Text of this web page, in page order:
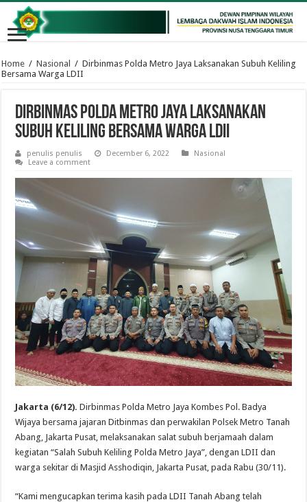
Home / Nasional / Dirbinmas Polda Metro Jaya Laksanakan Subuh Keliling
Bersama Warga LDII
Dirbinmas Polda Metro Jaya Laksanakan
Subuh Keliling Bersama Warga LDII
penulis penulis December 6, 2022
Nasional
Leave a comment
Jakarta (6/12). Dirbinmas Polda Metro Jaya Kombes Pol. Badya
Wijaya bersama jajaran Ditbinmas dan perwakilan Polsek Metro Tanah
Abang, Jakarta Pusat, melaksanakan salat subuh berjamaah dalam
kegiatan “Salah Subuh Keliling Polda Metro Jaya”, dengan LDII dan
warga sekitar di Masjid Asshodiqin, Jakarta Pusat, pada Rabu (30/11).
“Kami mengucapkan terima kasih pada LDII Tanah Abang telah